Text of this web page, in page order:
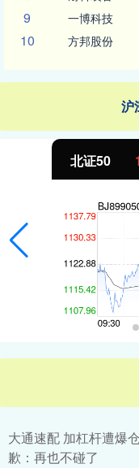
9 一博科技
10 方邦股份
沪
北证50
大通速配 加杠杆遭爆
歉：再也不碰了